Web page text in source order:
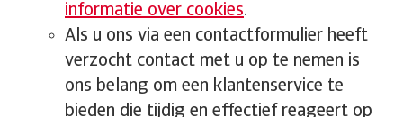
informatie over cookies.
Als u ons via een contactformulier heeft
verzocht contact met u op te nemen is
ons belang om een klantenservice te
bieden die tijdig en effectief reageert op